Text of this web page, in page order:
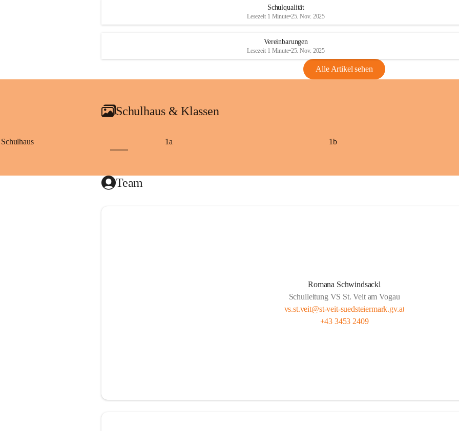
Schulqualität
Lesezeit 1 Minute•25. Nov. 2025
Vereinbarungen
Lesezeit 1 Minute•25. Nov. 2025
Alle Artikel sehen
Schulhaus & Klassen
Schulhaus 1a 1b
Team
Romana Schwindsackl
Schulleitung VS St. Veit am Vogau
vs.st.veit@st-veit-suedsteiermark.gv.at
+43 3453 2409